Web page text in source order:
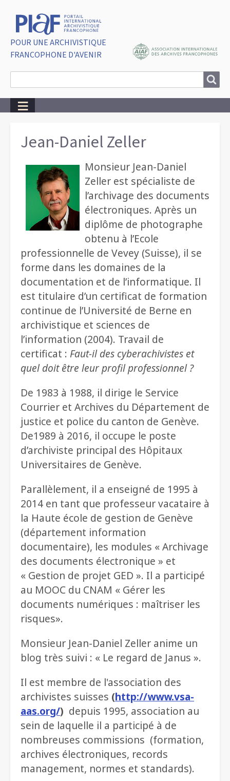
POUR UNE ARCHIVISTIQUE
FRANCOPHONE D'AVENIR
Jean-Daniel Zeller
Monsieur Jean-Daniel
Zeller est spécialiste de
l’archivage des documents
électroniques. Après un
diplôme de photographe
obtenu à l’Ecole
professionnelle de Vevey (Suisse), il se
forme dans les domaines de la
documentation et de l’informatique. Il
est titulaire d’un certificat de formation
continue de l’Université de Berne en
archivistique et sciences de
l’information (2004). Travail de
certificat : Faut-il des cyberachivistes et
quel doit être leur profil professionnel ?
De 1983 à 1988, il dirige le Service
Courrier et Archives du Département de
justice et police du canton de Genève.
De1989 à 2016, il occupe le poste
d’archiviste principal des Hôpitaux
Universitaires de Genève.
Parallèlement, il a enseigné de 1995 à
2014 en tant que professeur vacataire à
la Haute école de gestion de Genève
(département information
documentaire), les modules « Archivage
des documents électronique » et
« Gestion de projet GED ». Il a participé
au MOOC du CNAM « Gérer les
documents numériques : maîtriser les
risques».
Monsieur Jean-Daniel Zeller anime un
blog très suivi : « Le regard de Janus ».
Il est membre de l'association des
archivistes suisses (http://www.vsa-
aas.org/) depuis 1995, association au
sein de laquelle il a participé à de
nombreuses commissions (formation,
archives électroniques, records
management, normes et standards).